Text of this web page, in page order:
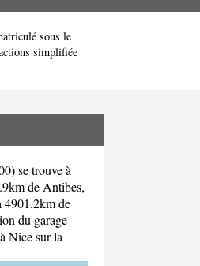
sous le
simplifiée
se trouve à
de Antibes,
4901.2km de
du garage
Nice sur la